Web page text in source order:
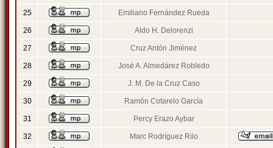
25 Emiliano Fernández Rueda
26 Aldo H. Delorenzi
27 Cruz Antón Jiménez
28 José A. Almedárez Robledo
29 J. M. De la Cruz Caso
30 Ramón Cotarelo García
31 Percy Erazo Aybar
32 Marc Rodríguez Rilo